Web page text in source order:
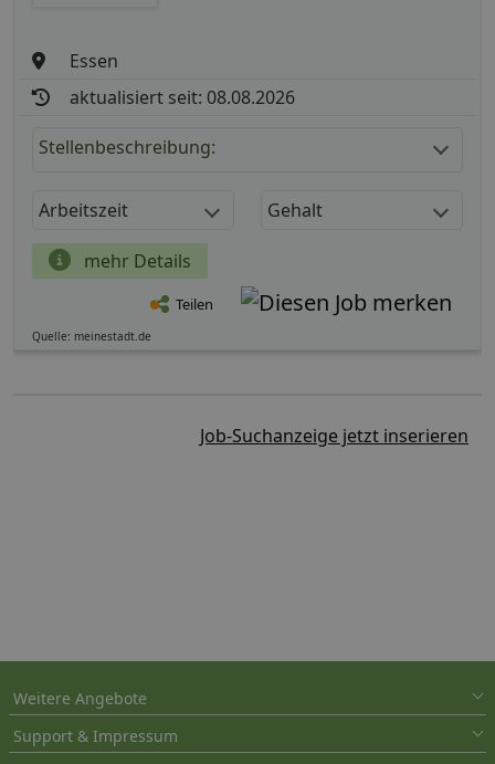
Essen
aktualisiert seit: 08.08.2026
Stellenbeschreibung:
Arbeitszeit Gehalt
mehr Details
Teilen
Quelle: meinestadt.de
Job-Suchanzeige jetzt inserieren
Weitere Angebote
Support & Impressum